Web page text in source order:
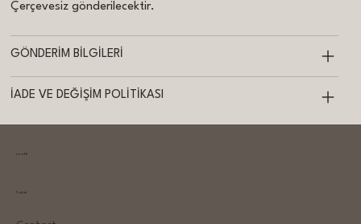
Çerçevesiz gönderilecektir.
GÖNDERİM BİLGİLERİ
İADE VE DEĞİŞİM POLİTİKASI
sooth
Contact